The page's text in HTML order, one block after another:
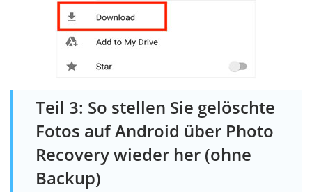
Teil 3: So stellen Sie gelöschte
Fotos auf Android über Photo
Recovery wieder her (ohne
Backup)